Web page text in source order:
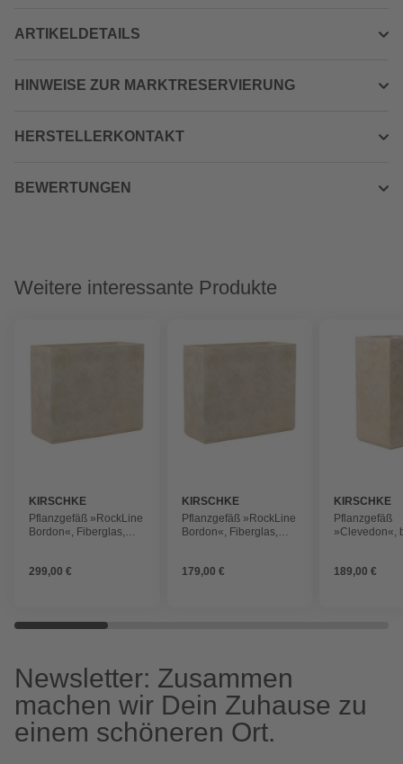
ARTIKELDETAILS
HINWEISE ZUR MARKTRESERVIERUNG
HERSTELLERKONTAKT
BEWERTUNGEN
Weitere interessante Produkte
KIRSCHKE
Pflanzgefäß »RockLine
Bordon«, Fiberglas,
299,00 €
KIRSCHKE
Pflanzgefäß »RockLine
Bordon«, Fiberglas,
179,00 €
KIRSCHKE
Pflanzgefäß
»Clevedon«,
189,00 €
Newsletter: Zusammen
machen wir Dein Zuhause zu
einem schöneren Ort.